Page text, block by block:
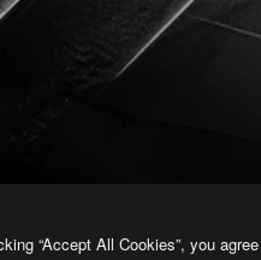
です。 AI画像生成ツールを使うと、
“Accept All Cookies”, you